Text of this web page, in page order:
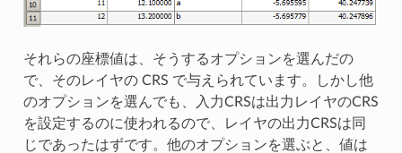
それらの座標値は、そうするオプションを選んだの
で、そのレイヤの CRS で与えられています。しかし他
のオプションを選んでも、入力CRSは出力レイヤのCRS
を設定するのに使われるので、レイヤの出力CRSは同
じであったはずです。他のオプションを選ぶと、値は